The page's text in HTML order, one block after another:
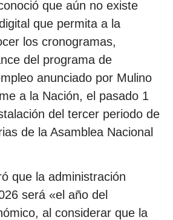
que aún no existe
que permita a la
los cronogramas,
del programa de
anunciado por Mulino
a la Nación, el pasado 1
del tercer periodo de
de la Asamblea Nacional
que la administración
será «el año del
al considerar que la